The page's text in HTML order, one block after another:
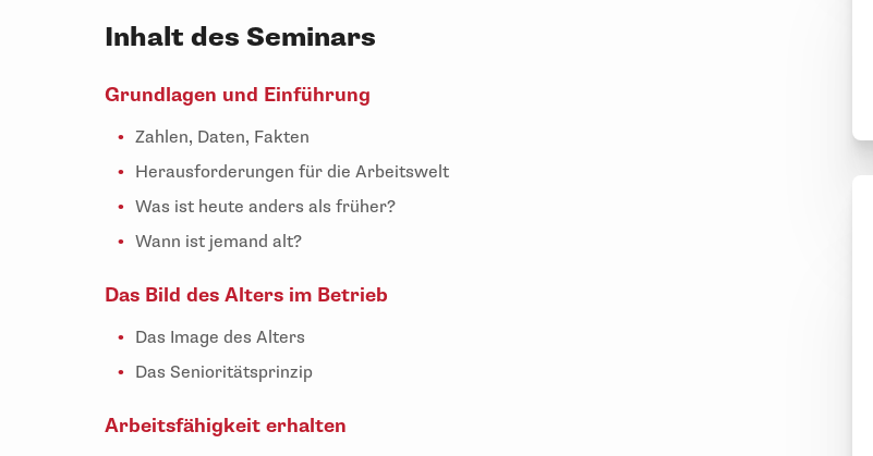
Inhalt des Seminars
Grundlagen und Einführung
Zahlen, Daten, Fakten
Herausforderungen für die Arbeitswelt
Was ist heute anders als früher?
Wann ist jemand alt?
Das Bild des Alters im Betrieb
Das Image des Alters
Das Senioritätsprinzip
Arbeitsfähigkeit erhalten